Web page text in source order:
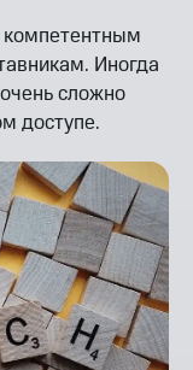
компетентным
Иногда
сложно
доступе.